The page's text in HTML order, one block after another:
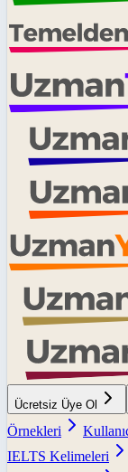
Ücretsiz Üye Ol
Örnekleri
IELTS Kelimeleri